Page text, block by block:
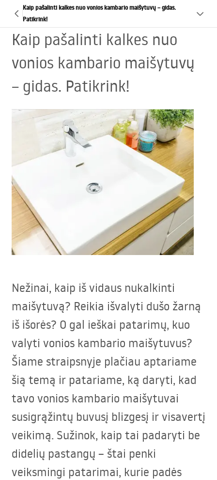
Kaip pašalinti kalkes nuo vonios kambario maišytuvų – gidas.
Patikrink!
Kaip pašalinti kalkes nuo
vonios kambario maišytuvų
– gidas. Patikrink!
Nežinai, kaip iš vidaus nukalkinti
maišytuvą? Reikia išvalyti dušo žarną
iš išorės? O gal ieškai patarimų, kuo
valyti vonios kambario maišytuvus?
Šiame straipsnyje plačiau aptariame
šią temą ir patariame, ką daryti, kad
tavo vonios kambario maišytuvai
susigrąžintų buvusį blizgesį ir visavertį
veikimą. Sužinok, kaip tai padaryti be
didelių pastangų – štai penki
veiksmingi patarimai, kurie padės